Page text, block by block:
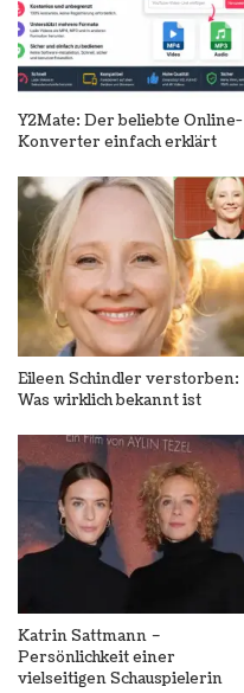
Y2Mate: Der beliebte Online-
Konverter einfach erklärt
Eileen Schindler verstorben:
Was wirklich bekannt ist
Katrin Sattmann –
Persönlichkeit einer
vielseitigen Schauspielerin